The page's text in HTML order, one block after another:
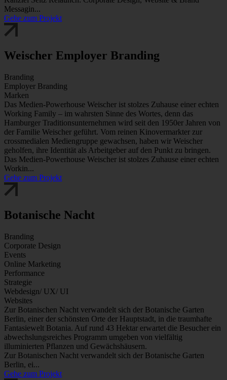
Messagin...
Gehe zum Projekt
Weischer Employer Branding
Branding
Employer Branding
Marken
Das Medien-Powerhouse Weischer ist stolzes Zuhause einer echten
Working Family – im wahrsten Sinne des Wortes, denn das
Hamburger Traditionsunternehmen wird seit den 1950er Jahren von
der Familie Weischer geführt. Vom reinen Kinovermarkter zur
crossmedialen Mediengruppe gewachsen, haben wir Weischer
geholfen, ihre Identität als Arbeitgeber auf den Punkt zu bringen.
Das Medien-Powerhouse Weischer ist stolzes Zuhause einer echten
Workin...
Gehe zum Projekt
Botanische Nacht
Branding
Corporate Design
Events
Online Marketing
Performance
Strategie
Webdesign/ UX/ UI
Websites
Zur Botanischen Nacht verwandelt sich der Botanische Garten
Berlin, einer der schönsten Orte der Hauptstadt, in die traumhafte
Fantasiewelt Botania. Auf rund 43 Hektar erwartet die Besucher ein
abwechslungsreiches Programm umgeben von vielfältig
illuminierten Pflanzen und Gewächshäusern.
Zur Botanischen Nacht verwandelt sich der Botanische Garten
Berlin, ei...
Gehe zum Projekt